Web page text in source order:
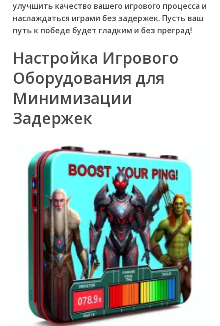
улучшить качество вашего игрового процесса и
наслаждаться играми без задержек. Пусть ваш
путь к победе будет гладким и без преград!
Настройка Игрового
Оборудования для
Минимизации
Задержек